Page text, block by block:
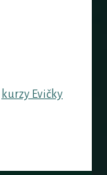
kurzy Evičky